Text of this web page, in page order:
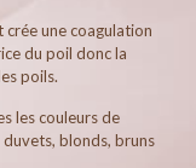
une coagulation
du poil donc la
poils.
les couleurs de
blonds, bruns